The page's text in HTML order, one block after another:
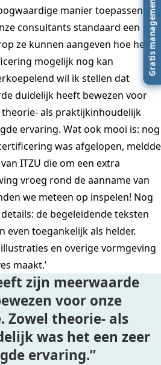
manier toepassen.
consultants standaard een
ze kunnen aangeven hoe het
mogelijk nog kan
wil ik stellen dat
duidelijk heeft bewezen voor
als praktijkinhoudelijk
ervaring. Wat ook mooi is: nog
was afgelopen, meldde
ITZU die om een extra
vroeg rond de aanname van
we meteen op inspelen! Nog
de begeleidende teksten
even toegankelijk als helder.
en overige vormgeving
maakt.’
zijn meerwaarde
voor onze
Zowel theorie- als
was het een zeer
ervaring.
Gratis managementboek